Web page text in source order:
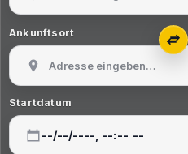
Ankunftsort
Startdatum